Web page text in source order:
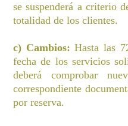
se suspenderá a criterio
totalidad de los clientes.
c) Cambios: Hasta las
fecha de los servicios
deberá comprobar
correspondiente
por reserva.